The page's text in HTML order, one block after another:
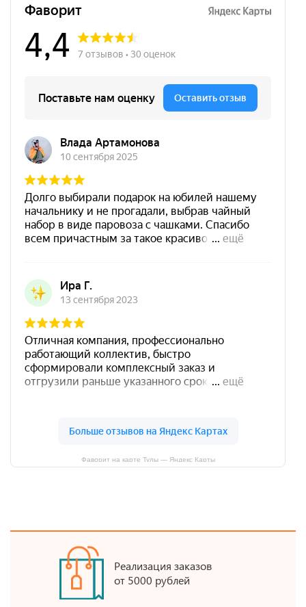
Фаворит на карте Тулы — Яндекс Карты
Реализация заказов
от 5000 рублей